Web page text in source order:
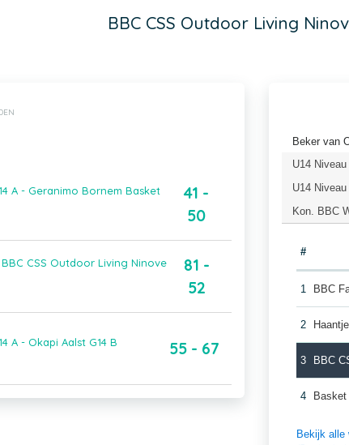
BBC CSS Outdoor Living
A - Geranimo Bornem Basket
41 -
50
CSS Outdoor Living Ninove
81 -
52
A - Okapi Aalst G14 B 55 - 67
Beker van
U14
U14
Kon. BBC
#
1 BBC
2
3 BBC
4
Bekijk alle